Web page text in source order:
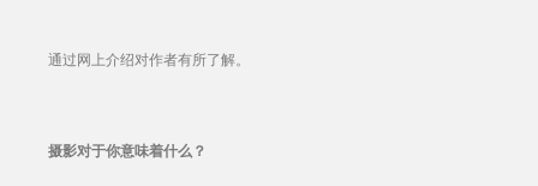
通过网上介绍对作者有所了解。
摄影对于你意味着什么？